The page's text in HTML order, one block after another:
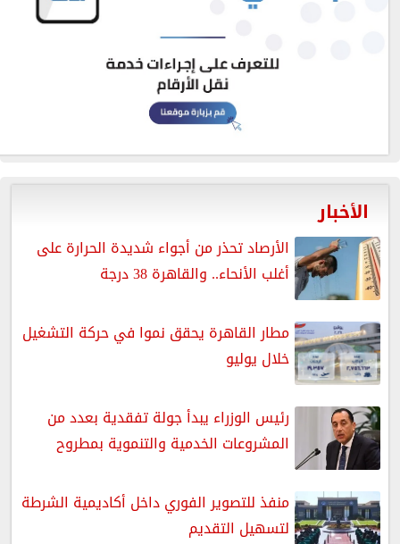
الأخبار
الأرصاد تحذر من أجواء شديدة الحرارة على
أغلب الأنحاء.. والقاهرة 38 درجة
مطار القاهرة يحقق نموا في حركة التشغيل
خلال يوليو
رئيس الوزراء يبدأ جولة تفقدية بعدد من
المشروعات الخدمية والتنموية بمطروح
منفذ للتصوير الفوري داخل أكاديمية الشرطة
لتسهيل التقديم